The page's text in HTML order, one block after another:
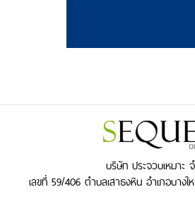
บริษัท ประจวบเหมาะ
เลขที่ 59/406 ตำบลเสาธงหิน อำเภอบาง